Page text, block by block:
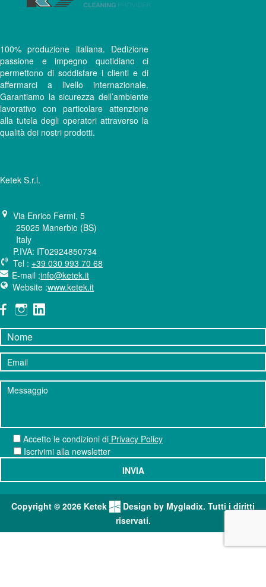
100% produzione italiana. Dedizione
passione e impegno quotidiano ci
permettono di soddisfare i clienti e di
affermarci a livello internazionale.
Garantiamo la sicurezza dell’ambiente
lavorativo con particolare attenzione
alla tutela degli operatori attraverso la
qualità dei nostri prodotti.
Ketek S.r.l.
Via Enrico Fermi, 5
25025 Manerbio (BS)
Italy
P.IVA: IT02924850734
Tel : +39 030 993 70 68
E-mail :info@ketek.it
Website :www.ketek.it
Accetto le condizioni di Privacy Policy
Iscrivimi alla newsletter
Copyright © 2026 Ketek
Design by Mygladix. Tutti i diritti
riservati.